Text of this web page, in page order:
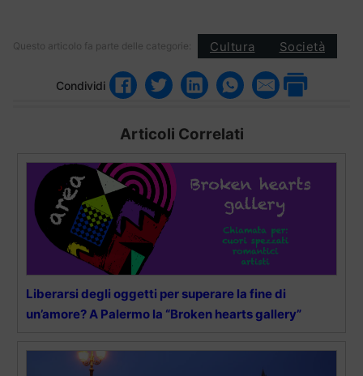
Questo articolo fa parte delle categorie: Cultura Società
Condividi
Articoli Correlati
Liberarsi degli oggetti per superare la fine di
un’amore? A Palermo la “Broken hearts gallery”